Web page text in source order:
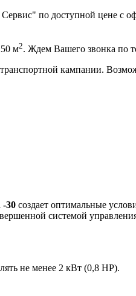
по доступной цене с
м2. Ждем Вашего звонка по
кампании.
-30 создает оптимальные
системой
не менее 2 кВт (0,8 НР).